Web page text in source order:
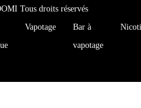
Tous droits réservés
Vapotage
Bar à
vapotage